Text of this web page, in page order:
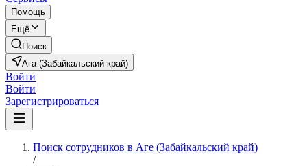
Помощь
Ещё
Поиск
Ага (Забайкальский край)
Войти
Войти
Зарегистрироваться
Поиск сотрудников в Аге (Забайкальский край)
/